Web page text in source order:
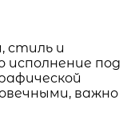
стиль и
исполнение под
важно